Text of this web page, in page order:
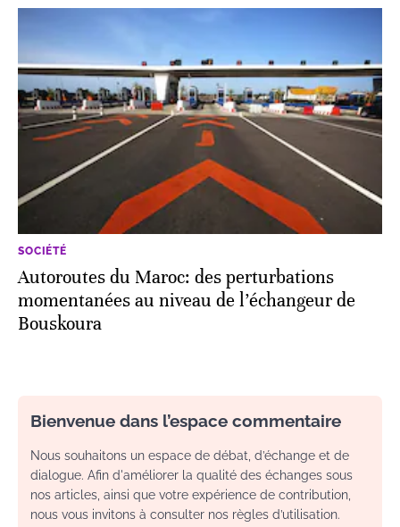
SOCIÉTÉ
Autoroutes du Maroc: des perturbations
momentanées au niveau de l’échangeur de
Bouskoura
Bienvenue dans l’espace commentaire
Nous souhaitons un espace de débat, d’échange et de
dialogue. Afin d'améliorer la qualité des échanges sous
nos articles, ainsi que votre expérience de contribution,
nous vous invitons à consulter nos règles d’utilisation.